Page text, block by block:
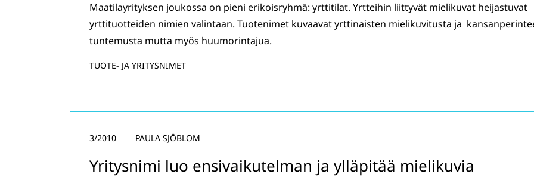
Maatilayrityksen joukossa on pieni erikoisryhmä: yrttitilat. Yrtteihin liittyvät mielikuvat heijastuvat
yrttituotteiden nimien valintaan. Tuotenimet kuvaavat yrttinaisten mielikuvitusta ja
tuntemusta mutta myös huumorintajua.
TUOTE- JA YRITYSNIMET
Yritysnimi luo ensivaikutelman ja ylläpitää mielikuvia
3/2010 PAULA SJÖBLOM